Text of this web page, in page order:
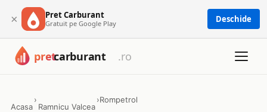
× Pret Carburant
Gratuit pe Google Play Deschide
Acasa
›
Ramnicu Valcea
›Rompetrol